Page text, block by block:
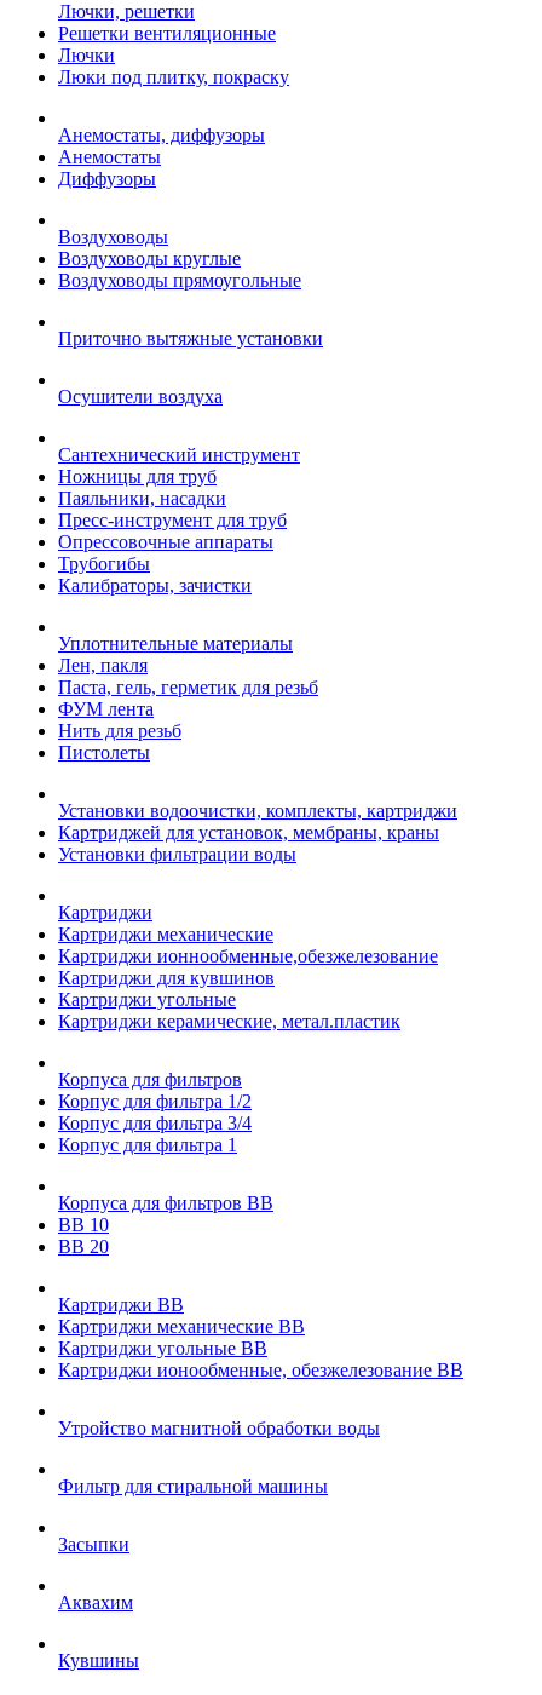
Лючки, решетки
Решетки вентиляционные
Лючки
Люки под плитку, покраску
Анемостаты, диффузоры
Анемостаты
Диффузоры
Воздуховоды
Воздуховоды круглые
Воздуховоды прямоугольные
Приточно вытяжные установки
Осушители воздуха
Сантехнический инструмент
Ножницы для труб
Паяльники, насадки
Пресс-инструмент для труб
Опрессовочные аппараты
Трубогибы
Калибраторы, зачистки
Уплотнительные материалы
Лен, пакля
Паста, гель, герметик для резьб
ФУМ лента
Нить для резьб
Пистолеты
Установки водоочистки, комплекты, картриджи
Картриджей для установок, мембраны, краны
Установки фильтрации воды
Картриджи
Картриджи механические
Картриджи ионнообменные,обезжелезование
Картриджи для кувшинов
Картриджи угольные
Картриджи керамические, метал.пластик
Корпуса для фильтров
Корпус для фильтра 1/2
Корпус для фильтра 3/4
Корпус для фильтра 1
Корпуса для фильтров ВВ
ВВ 10
ВВ 20
Картриджи ВВ
Картриджи механические ВВ
Картриджи угольные ВВ
Картриджи ионообменные, обезжелезование ВВ
Утройство магнитной обработки воды
Фильтр для стиральной машины
Засыпки
Аквахим
Кувшины